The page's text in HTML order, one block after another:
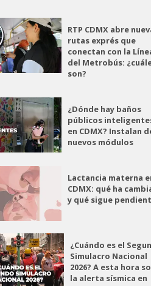
RTP CDMX abre
rutas exprés que
conectan con la
del Metrobús:
son?
¿Dónde hay baños
públicos
en CDMX? Instalan
nuevos módulos
Lactancia materna
CDMX: qué ha
y qué sigue
¿Cuándo es el
Simulacro Nacional
2026? A esta hora
la alerta sísmica en